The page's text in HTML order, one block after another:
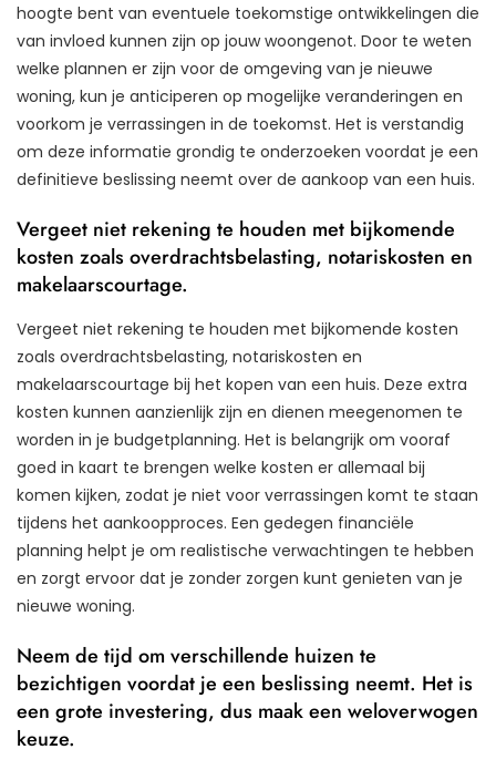
hoogte bent van eventuele toekomstige ontwikkelingen die
van invloed kunnen zijn op jouw woongenot. Door te weten
welke plannen er zijn voor de omgeving van je nieuwe
woning, kun je anticiperen op mogelijke veranderingen en
voorkom je verrassingen in de toekomst. Het is verstandig
om deze informatie grondig te onderzoeken voordat je een
definitieve beslissing neemt over de aankoop van een huis.
Vergeet niet rekening te houden met bijkomende
kosten zoals overdrachtsbelasting, notariskosten en
makelaarscourtage.
Vergeet niet rekening te houden met bijkomende kosten
zoals overdrachtsbelasting, notariskosten en
makelaarscourtage bij het kopen van een huis. Deze extra
kosten kunnen aanzienlijk zijn en dienen meegenomen te
worden in je budgetplanning. Het is belangrijk om vooraf
goed in kaart te brengen welke kosten er allemaal bij
komen kijken, zodat je niet voor verrassingen komt te staan
tijdens het aankoopproces. Een gedegen financiële
planning helpt je om realistische verwachtingen te hebben
en zorgt ervoor dat je zonder zorgen kunt genieten van je
nieuwe woning.
Neem de tijd om verschillende huizen te
bezichtigen voordat je een beslissing neemt. Het is
een grote investering, dus maak een weloverwogen
keuze.